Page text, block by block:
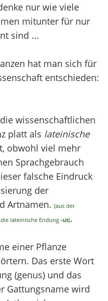
nur wie viele
mitunter für nur
sind ...
hat man sich für
entschieden:
wissenschaftlichen
platt als lateinische
obwohl viel mehr
Sprachgebrauch
falsche Eindruck
der
Artnamen. (aus der
lateinische Endung -us).
einer Pflanze
Das erste Wort
(genus) und das
Gattungsname wird